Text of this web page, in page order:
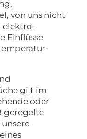
von uns nicht
elektro-
Einflüsse
gilt im
oder
geregelte